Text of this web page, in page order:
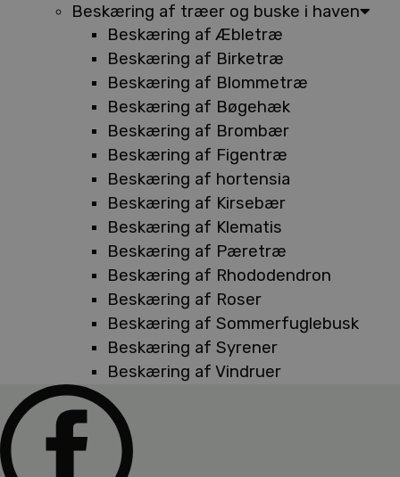
Beskæring af træer og buske i haven
Beskæring af Æbletræ
Beskæring af Birketræ
Beskæring af Blommetræ
Beskæring af Bøgehæk
Beskæring af Brombær
Beskæring af Figentræ
Beskæring af hortensia
Beskæring af Kirsebær
Beskæring af Klematis
Beskæring af Pæretræ
Beskæring af Rhododendron
Beskæring af Roser
Beskæring af Sommerfuglebusk
Beskæring af Syrener
Beskæring af Vindruer